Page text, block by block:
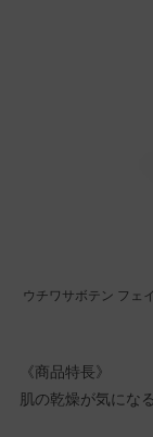
ウチワサボテン フ
《商品特長》
肌の乾燥が気にな